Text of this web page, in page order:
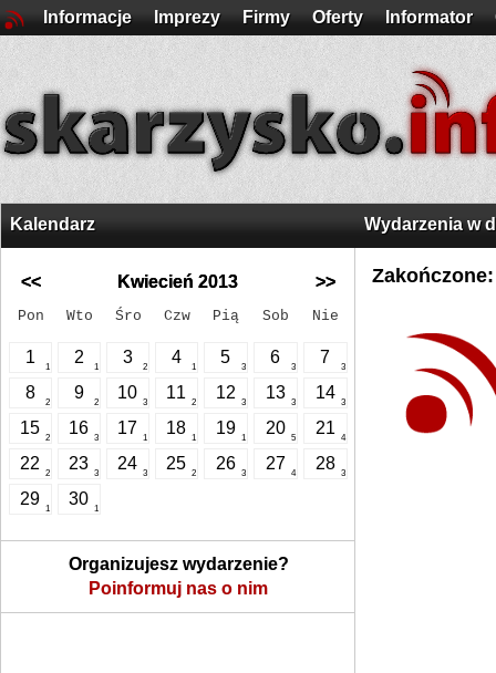
Informacje Imprezy Firmy Oferty Informator
Kalendarz
<< Kwiecień 2013 >>
Pon Wto Śro Czw Pią Sob Nie
1
1
2
1
3
2
4
1
5
3
6
3
7
3
8
2
9
2
10
3
11
2
12
3
13
3
14
3
15
2
16
3
17
1
18
1
19
1
20
5
21
4
22
2
23
3
24
3
25
2
26
3
27
4
28
3
29
1
30
1
Organizujesz wydarzenie?
Poinformuj nas o nim
Wydarzenia w
Zakończone: